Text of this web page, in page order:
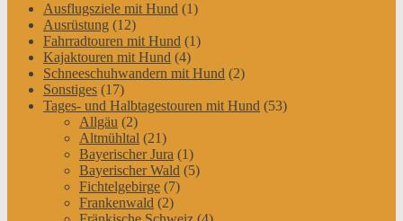
Ausflugsziele mit Hund (1)
Ausrüstung (12)
Fahrradtouren mit Hund (1)
Kajaktouren mit Hund (4)
Schneeschuhwandern mit Hund (2)
Sonstiges (17)
Tages- und Halbtagestouren mit Hund (53)
Allgäu (2)
Altmühltal (21)
Bayerischer Jura (1)
Bayerischer Wald (5)
Fichtelgebirge (7)
Frankenwald (2)